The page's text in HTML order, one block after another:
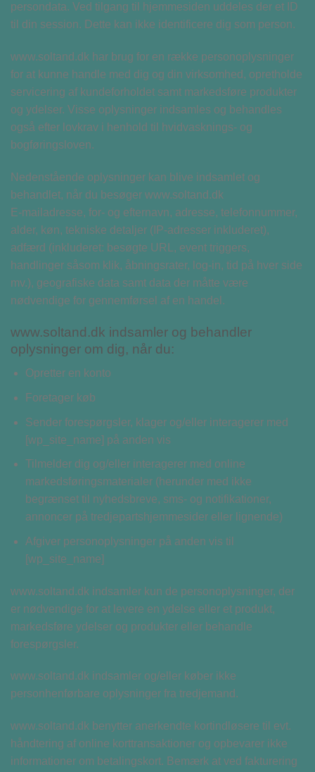
persondata. Ved tilgang til hjemmesiden uddeles der et ID
til din session. Dette kan ikke identificere dig som person.
www.soltand.dk har brug for en række personoplysninger
for at kunne handle med dig og din virksomhed, opretholde
servicering af kundeforholdet samt markedsføre produkter
og ydelser. Visse oplysninger indsamles og behandles
også efter lovkrav i henhold til hvidvasknings- og
bogføringsloven.
Nedenstående oplysninger kan blive indsamlet og
behandlet, når du besøger www.soltand.dk
E-mailadresse, for- og efternavn, adresse, telefonnummer,
alder, køn, tekniske detaljer (IP-adresser inkluderet),
adfærd (inkluderet: besøgte URL, event triggers,
handlinger såsom klik, åbningsrater, log-in, tid på hver side
mv.), geografiske data samt data der måtte være
nødvendige for gennemførsel af en handel.
www.soltand.dk indsamler og behandler
oplysninger om dig, når du:
Opretter en konto
Foretager køb
Sender forespørgsler, klager og/eller interagerer med
[wp_site_name] på anden vis
Tilmelder dig og/eller interagerer med online
markedsføringsmaterialer (herunder med ikke
begrænset til nyhedsbreve, sms- og notifikationer,
annoncer på tredjepartshjemmesider eller lignende)
Afgiver personoplysninger på anden vis til
[wp_site_name]
www.soltand.dk indsamler kun de personoplysninger, der
er nødvendige for at levere en ydelse eller et produkt,
markedsføre ydelser og produkter eller behandle
forespørgsler.
www.soltand.dk indsamler og/eller køber ikke
personhenførbare oplysninger fra tredjemand.
www.soltand.dk benytter anerkendte kortindløsere til evt.
håndtering af online korttransaktioner og opbevarer ikke
informationer om betalingskort. Bemærk at ved fakturering